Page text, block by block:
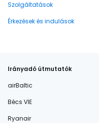
Szolgáltatások
Érkezések és indulások
Irányadó útmutatók
airBaltic
Bécs VIE
Ryanair